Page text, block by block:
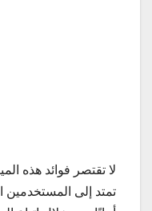
لا تقتصر فوائد هذه
تمتد إلى المستخدمين